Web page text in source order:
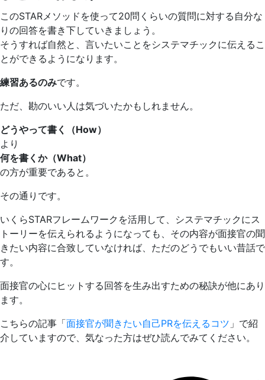
このSTARメソッドを使って20問くらいの質問に対する自分な
りの回答を書き下していきましょう。
そうすれば自然と、言いたいことをシステマチックに伝えるこ
とができるようになります。
練習あるのみです。
ただ、勘のいい人は気づいたかもしれません。
どうやって書く（How）
より
何を書くか（What）
の方が重要であると。
その通りです。
いくらSTARフレームワークを活用して、システマチックにス
トーリーを伝えられるようになっても、その内容が面接官の聞
きたい内容に合致していなければ、ただのどうでもいい昔話で
す。
面接官の心にヒットする回答を生み出すための秘訣が他にあり
ます。
こちらの記事「面接官が聞きたい自己PRを伝えるコツ 」で紹
介していますので、気なった方はぜひ読んでみてください。